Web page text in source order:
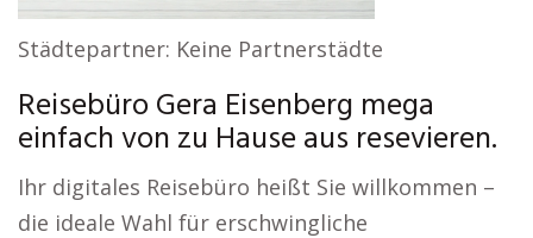
Städtepartner: Keine Partnerstädte
Reisebüro Gera Eisenberg mega
einfach von zu Hause aus resevieren.
Ihr digitales Reisebüro heißt Sie willkommen –
die ideale Wahl für erschwingliche